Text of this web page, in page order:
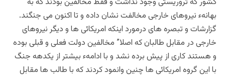
بهانهء نیروهای خارجی مخالفت نشان داده و تا اکنون می جنگند.
گزارشات و تبصره های درمورد اینکه امریکائی ها و دیگر نیروهای
خارجی در مقابل طالبان که اصلا” مخالفین دولت فعلی و قبلی بوده
و هستند کاری از پیش برده نشد و با ادامهء بیشتر از یکدهه جنگ
با این گروه امریکائی ها چنین وانمود کردند که با طالب ها مقابل